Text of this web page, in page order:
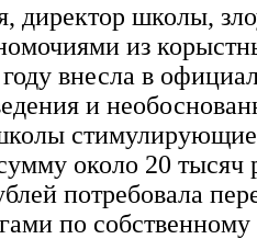
директор школы,
из
внесла в
и
около 20 тысяч
потребовала
по